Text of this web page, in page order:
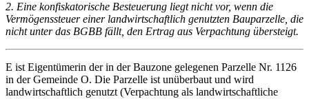
2. Eine konfiskatorische Besteuerung liegt nicht vor, wenn die
Vermögenssteuer einer landwirtschaftlich genutzten Bauparzelle, die
nicht unter das BGBB fällt, den Ertrag aus Verpachtung übersteigt.
E ist Eigentümerin der in der Bauzone gelegenen Parzelle Nr. 1126
in der Gemeinde O. Die Parzelle ist unüberbaut und wird
landwirtschaftlich genutzt (Verpachtung als landwirtschaftliche